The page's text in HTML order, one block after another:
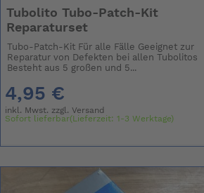
Tubolito Tubo-Patch-Kit
Reparaturset
Tubo-Patch-Kit Für alle Fälle Geeignet zur
Reparatur von Defekten bei allen Tubolitos
Besteht aus 5 großen und 5...
4,95 €
inkl. Mwst. zzgl.Versand
Sofort lieferbar(Lieferzeit: 1-3 Werktage)